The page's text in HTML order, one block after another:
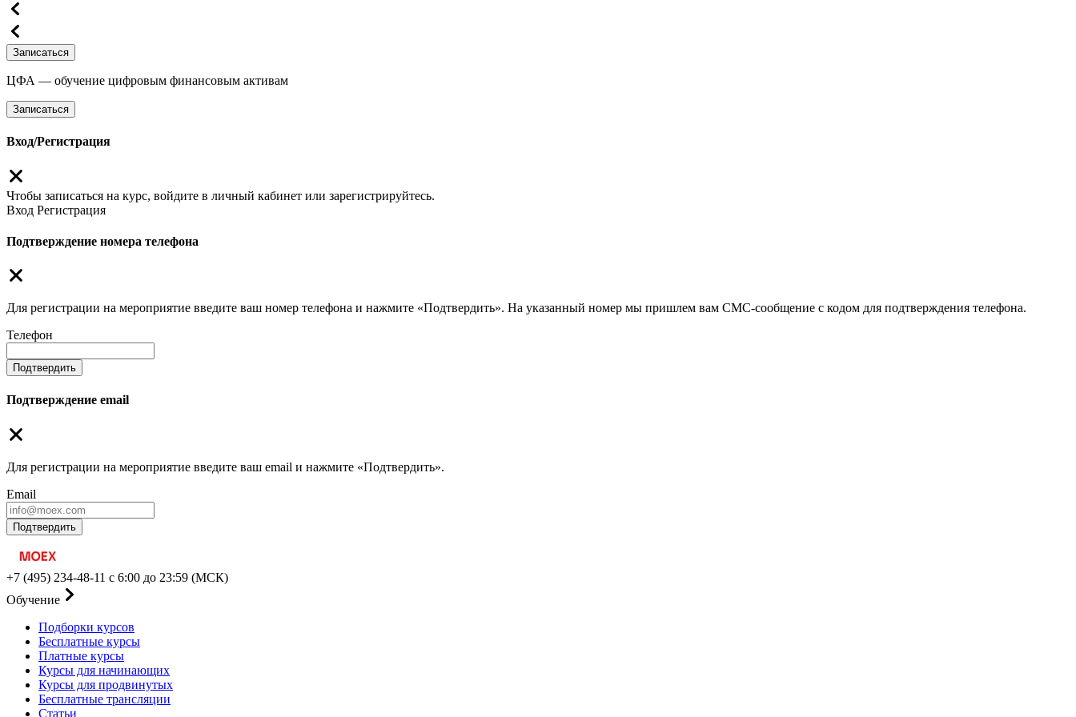
Записаться
ЦФА — обучение цифровым финансовым активам
Записаться
Вход/Регистрация
Чтобы записаться на курс, войдите в личный кабинет или зарегистрируйтесь.
Вход Регистрация
Подтверждение номера телефона
Для регистрации на мероприятие введите ваш номер телефона и нажмите «Подтвердить». На указанный номер мы пришлем вам СМС-сообщение с кодом для подтверждения телефона.
Телефон
Подтвердить
Подтверждение email
Для регистрации на мероприятие введите ваш email и нажмите «Подтвердить».
Email
Подтвердить
+7 (495) 234-48-11 с 6:00 до 23:59 (МСК)
Обучение
Подборки курсов
Бесплатные курсы
Платные курсы
Курсы для начинающих
Курсы для продвинутых
Бесплатные трансляции
Статьи